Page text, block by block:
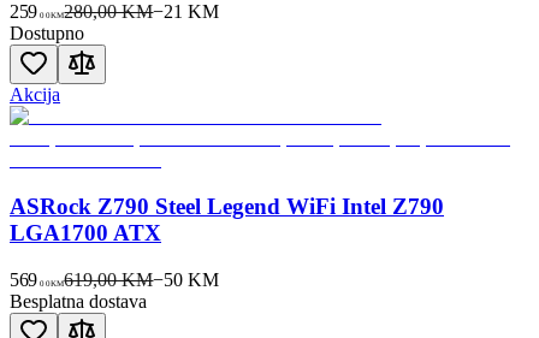
259 00KM280,00 KM−21 KM
Dostupno
Akcija
ASRock Z790 Steel Legend WiFi Intel Z790
LGA1700 ATX
569 00KM619,00 KM−50 KM
Besplatna dostava